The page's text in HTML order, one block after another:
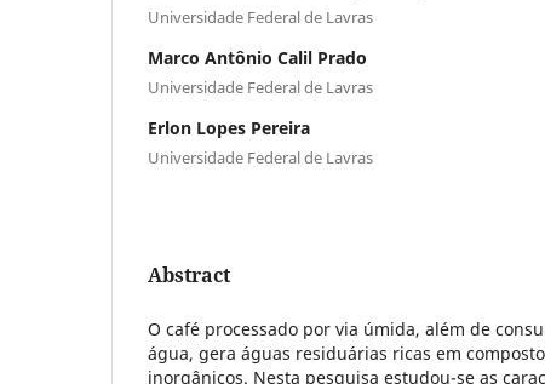
Universidade Federal de Lavras
Marco Antônio Calil Prado
Universidade Federal de Lavras
Erlon Lopes Pereira
Universidade Federal de Lavras
Abstract
O café processado por via úmida, além de
água, gera águas residuárias ricas em
inorgânicos. Nesta pesquisa estudou-se as